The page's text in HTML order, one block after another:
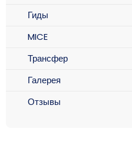
Гиды
MICE
Трансфер
Галерея
Отзывы